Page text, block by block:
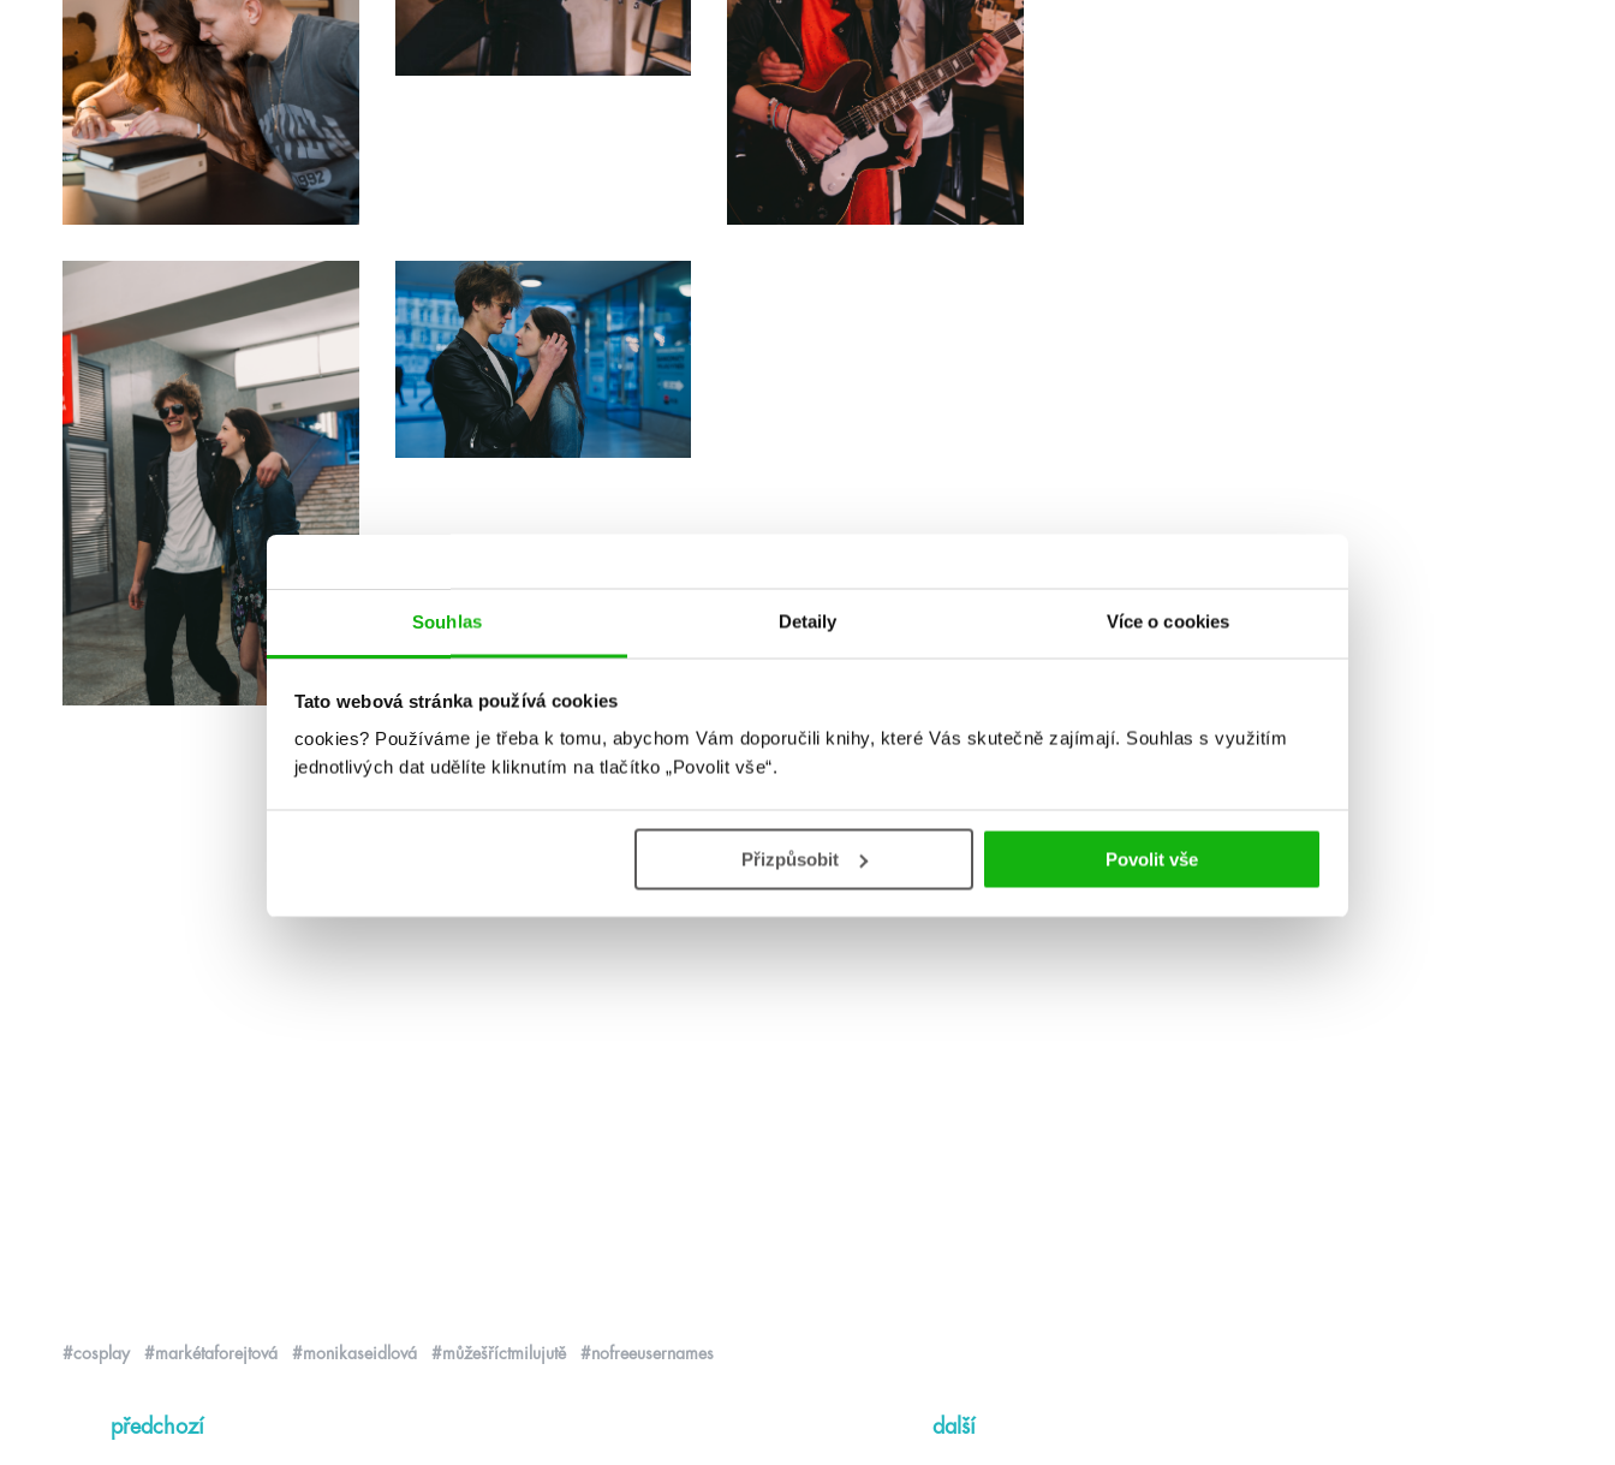
Souhlas Detaily Více o cookies
Tato webová stránka používá cookies
cookies? Používáme je třeba k tomu, abychom Vám doporučili knihy, které Vás skutečně zajímají. Souhlas s využitím
jednotlivých dat udělíte kliknutím na tlačítko „Povolit vše“.
Přizpůsobit Povolit vše
#cosplay #markétaforejtová #monikaseidlová #můžešříctmilujutě #nofreeusernames
předchozí další